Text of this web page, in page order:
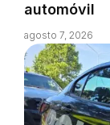
automóvil
agosto 7, 2026